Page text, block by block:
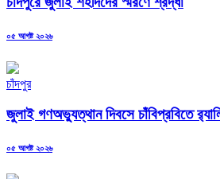
Posted
০৫ আগষ্ট ২০২৬
চাঁদপুর
জুলাই গণঅভ্যুত্থান দিবসে চাঁবিপ্রবিতে
Posted
০৫ আগষ্ট ২০২৬